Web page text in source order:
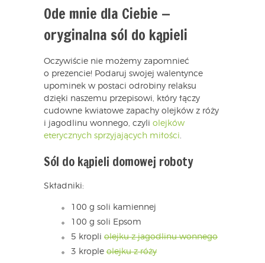
Ode mnie dla Ciebie —
oryginalna sól do kąpieli
Oczywiście nie możemy zapomnieć
o prezencie! Podaruj swojej walentynce
upominek w postaci odrobiny relaksu
dzięki naszemu przepisowi, który łączy
cudowne kwiatowe zapachy olejków z róży
i jagodlinu wonnego, czyli olejków
eterycznych sprzyjających miłości.
Sól do kąpieli domowej roboty
Składniki:
100 g soli kamiennej
100 g soli Epsom
5 kropli olejku z jagodlinu wonnego
3 krople olejku z róży